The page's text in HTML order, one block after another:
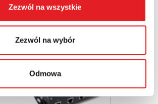
Zezwól na wszystkie
Zezwól na wybór
Odmowa
B Interface Solid State Relay –
modern KSR-1-RSR25-B interface solid state